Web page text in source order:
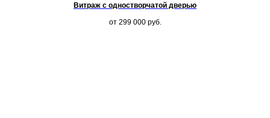
Витраж с одностворчатой дверью
от 299 000 руб.